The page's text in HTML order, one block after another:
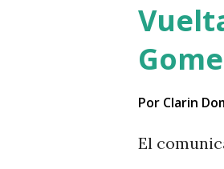
Por Clarin
El